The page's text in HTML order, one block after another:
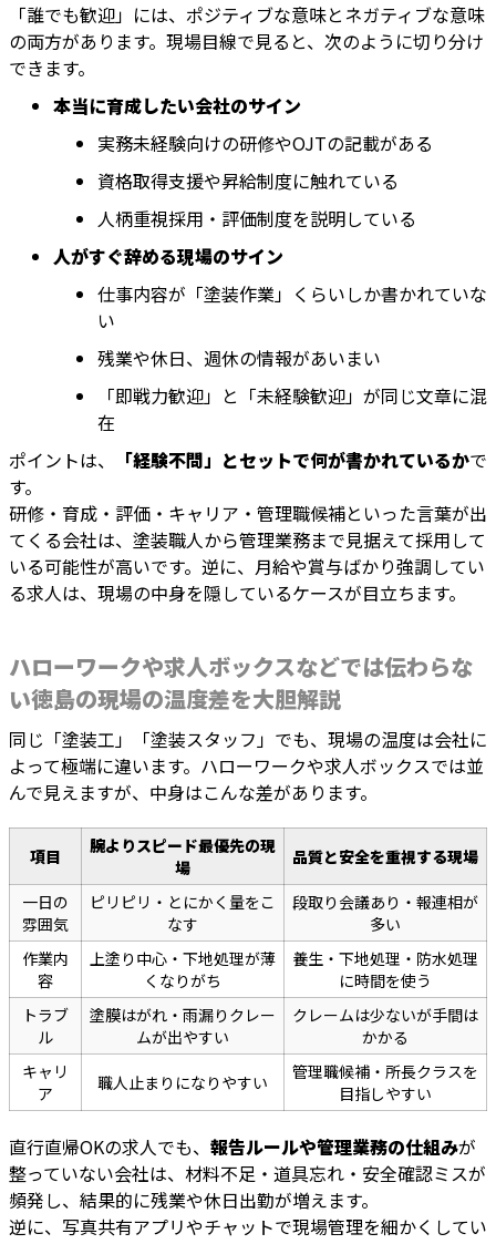
「誰でも歓迎」には、ポジティブな意味とネガティブな意味
の両方があります。現場目線で見ると、次のように切り分け
できます。
本当に育成したい会社のサイン
実務未経験向けの研修やOJTの記載がある
資格取得支援や昇給制度に触れている
人柄重視採用・評価制度を説明している
人がすぐ辞める現場のサイン
仕事内容が「塗装作業」くらいしか書かれていな
い
残業や休日、週休の情報があいまい
「即戦力歓迎」と「未経験歓迎」が同じ文章に混
在
ポイントは、
「経験不問」とセットで何が書かれているかで
す。
研修・育成・評価・キャリア・管理職候補といった言葉が出
てくる会社は、塗装職人から管理業務まで見据えて採用して
いる可能性が高いです。逆に、月給や賞与ばかり強調してい
る求人は、現場の中身を隠しているケースが目立ちます。
ハローワークや求人ボックスなどでは伝わらな
い徳島の現場の温度差を大胆解説
同じ「塗装工」「塗装スタッフ」でも、現場の温度は会社に
よって極端に違います。ハローワークや求人ボックスでは並
んで見えますが、中身はこんな差があります。
項目
腕よりスピード最優先の現
場
品質と安全を重視する現場
一日の
雰囲気
ピリピリ・とにかく量をこ
なす
段取り会議あり・報連相が
多い
作業内
容
上塗り中心・下地処理が薄
くなりがち
養生・下地処理・防水処理
に時間を使う
トラブ
ル
塗膜はがれ・雨漏りクレー
ムが出やすい
クレームは少ないが手間は
かかる
キャリ
ア
職人止まりになりやすい
管理職候補・所長クラスを
目指しやすい
直行直帰OKの求人でも、 報告ルールや管理業務の仕組みが
整っていない会社は、材料不足・道具忘れ・安全確認ミスが
頻発し、結果的に残業や休日出勤が増えます。
逆に、写真共有アプリやチャットで現場管理を細かくしてい